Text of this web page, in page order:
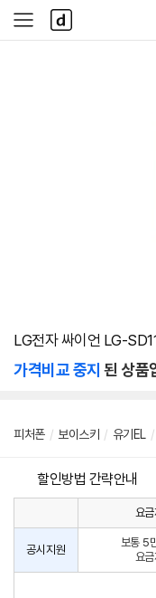
사
이
다
나
와
LG전자 싸이언 LG-
가격비교 중지 된 상품
피처폰 / 보이스키 / 유기EL /
할인방법 간략안내
사
인
요
공시지원
보통 5
요